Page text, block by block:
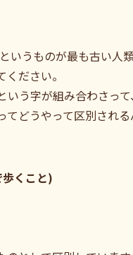
というものが最も古い人
ださい。
いう字が組み合わさっ
どうやって区別される
くこと)